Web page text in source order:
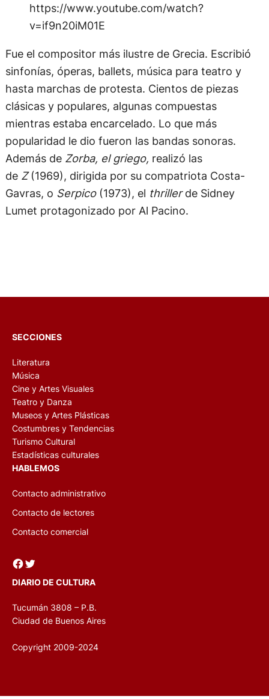
https://www.youtube.com/watch?
v=if9n20iM01E
Fue el compositor más ilustre de Grecia. Escribió
sinfonías, óperas, ballets, música para teatro y
hasta marchas de protesta. Cientos de piezas
clásicas y populares, algunas compuestas
mientras estaba encarcelado. Lo que más
popularidad le dio fueron las bandas sonoras.
Además de Zorba, el griego, realizó las
deZ(1969), dirigida por su compatriota Costa-
Gavras, o Serpico(1973), el thrillerde Sidney
Lumet protagonizado por Al Pacino.
SECCIONES
Literatura
Música
Cine y Artes Visuales
Teatro y Danza
Museos y Artes Plásticas
Costumbres y Tendencias
Turismo Cultural
Estadísticas culturales
HABLEMOS
Contacto administrativo
Contacto de lectores
Contacto comercial
Facebook Twitter
DIARIO DE CULTURA
Tucumán 3808 – P.B.
Ciudad de Buenos Aires
Copyright 2009-2024